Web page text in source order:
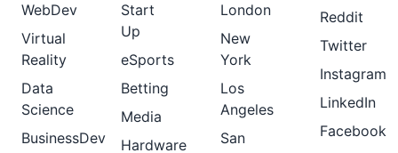
WebDev
Virtual
Reality
Data
Science
BusinessDev
Start
Up
eSports
Betting
Media
Hardware
London
New
York
Los
Angeles
San
Reddit
Twitter
Instagram
LinkedIn
Facebook